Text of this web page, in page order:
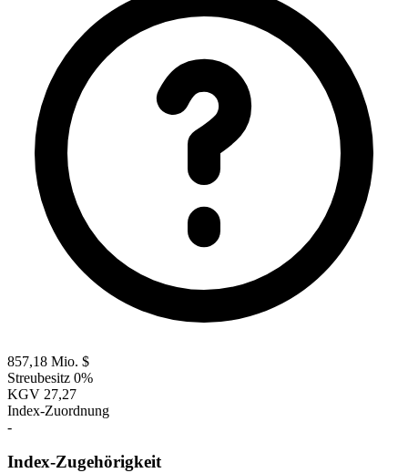
857,18 Mio. $
Streubesitz 0%
KGV 27,27
Index-Zuordnung
-
Index-Zugehörigkeit